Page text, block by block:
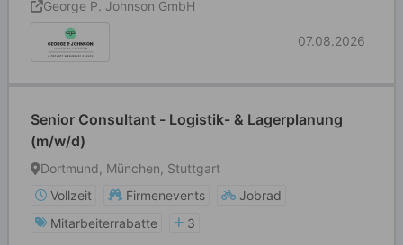
George P. Johnson GmbH
07.08.2026
Senior Consultant - Logistik- & Lagerplanung
(m/w/d)
Dortmund, München, Stuttgart
Vollzeit
Firmenevents
Jobrad
Mitarbeiterrabatte
3